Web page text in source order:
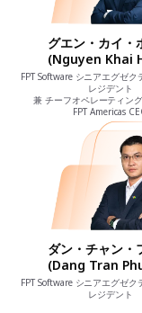
グエン・カイ・
(Nguyen Khai
FPT Software シニアエグゼ
レジデント
兼 チーフオペレーティン
FPT Americas
ダン・チャン・
(Dang Tran
FPT Software シニアエグゼ
レジデント